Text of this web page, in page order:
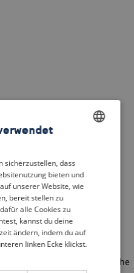
has occurred
(see the
DUTCH
FRENCH
GERMAN
sicherzustellen, dass
bieten und
unserer Website, wie
bereit stellen zu
alle Cookies zu
kannst du deine
ändern, indem du auf
linken Ecke klickst.